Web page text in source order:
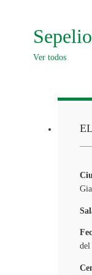
Ver todos
del